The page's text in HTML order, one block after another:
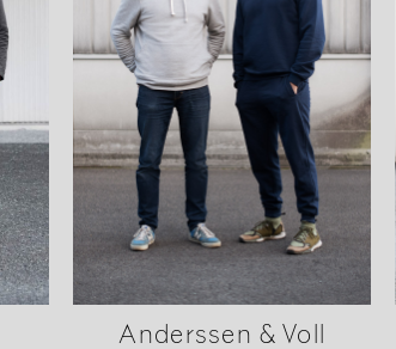
Anderssen & Voll